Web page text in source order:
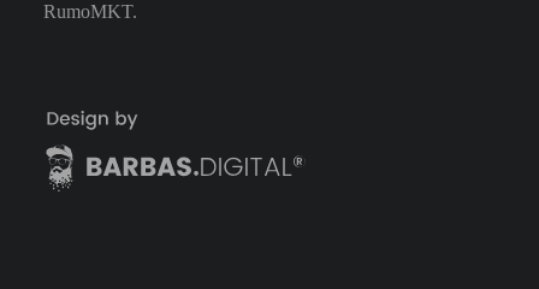
RumoMKT.